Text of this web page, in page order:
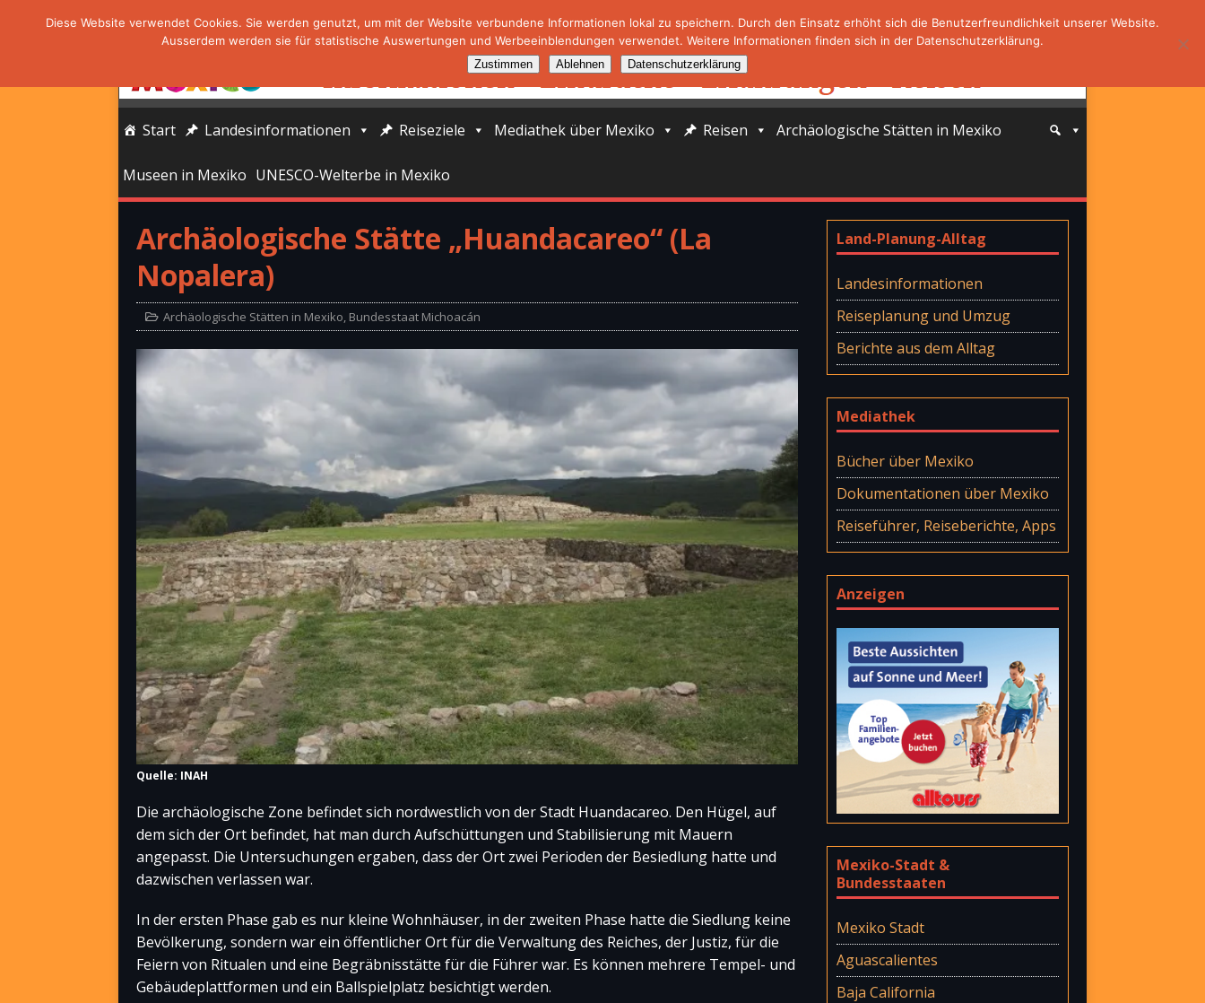
Start Landesinformationen Reiseziele Mediathek über Mexiko Reisen Archäologische Stätten in Mexiko
Museen in Mexiko UNESCO-Welterbe in Mexiko
Archäologische Stätte „Huandacareo“ (La
Nopalera)
Archäologische Stätten in Mexiko, Bundesstaat Michoacán
Quelle: INAH
Die archäologische Zone befindet sich nordwestlich von der Stadt Huandacareo. Den Hügel, auf
dem sich der Ort befindet, hat man durch Aufschüttungen und Stabilisierung mit Mauern
angepasst. Die Untersuchungen ergaben, dass der Ort zwei Perioden der Besiedlung hatte und
dazwischen verlassen war.
In der ersten Phase gab es nur kleine Wohnhäuser, in der zweiten Phase hatte die Siedlung keine
Bevölkerung, sondern war ein öffentlicher Ort für die Verwaltung des Reiches, der Justiz, für die
Feiern von Ritualen und eine Begräbnisstätte für die Führer war. Es können mehrere Tempel- und
Gebäudeplattformen und ein Ballspielplatz besichtigt werden.
Land-Planung-Alltag
Landesinformationen
Reiseplanung und Umzug
Berichte aus dem Alltag
Mediathek
Bücher über Mexiko
Dokumentationen über Mexiko
Reiseführer, Reiseberichte, Apps
Anzeigen
Mexiko-Stadt &
Bundesstaaten
Mexiko Stadt
Aguascalientes
Baja California
Diese Website verwendet Cookies. Sie werden genutzt, um mit der Website verbundene Informationen lokal zu speichern. Durch den Einsatz erhöht sich die Benutzerfreundlichkeit unserer Website.
Ausserdem werden sie für statistische Auswertungen und Werbeeinblendungen verwendet. Weitere Informationen finden sich in der Datenschutzerklärung.
Zustimmen Ablehnen Datenschutzerklärung